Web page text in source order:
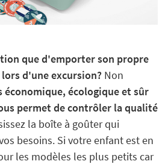
que d'emporter son propre
d'une excursion?Non
économique, écologique et sûr
permet de contrôler la qualité
la boîte à goûter qui
besoins. Si votre enfant est en
les modèles les plus petits car